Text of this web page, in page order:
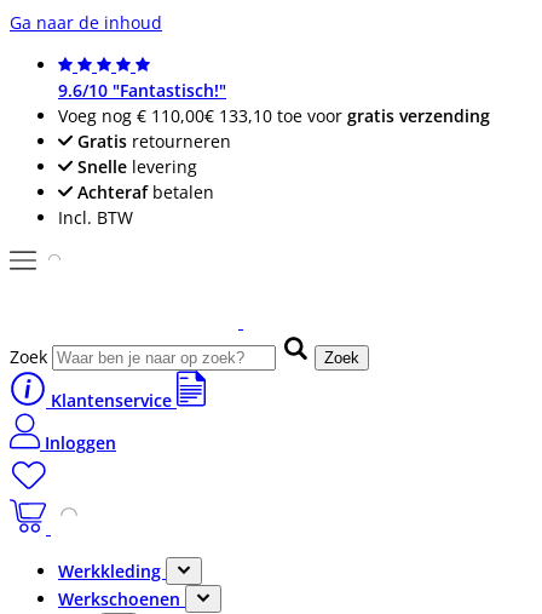
Ga naar de inhoud
9.6/10 "Fantastisch!"
Voeg nog € 110,00€ 133,10 toe voor gratis verzending
Gratis retourneren
Snelle levering
Achterafbetalen
Incl. BTW
Zoek Zoek
Klantenservice
Inloggen
Werkkleding
Werkschoenen